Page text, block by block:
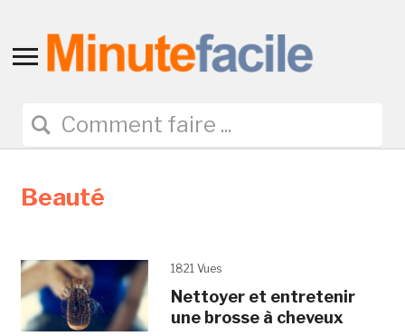
Toggle
navigation
Beauté
1821 Vues
Nettoyer et entretenir
une brosse à cheveux